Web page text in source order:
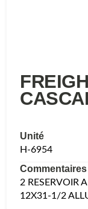
Unité
H-6954
Commentaires
2 RESERVOIR
12X31-1/2